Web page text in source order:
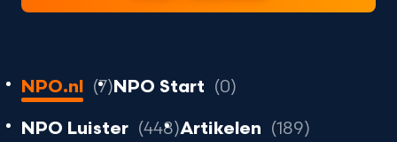
7
resultaten
geladen
NPO.nl 7 resultaten
NPO Start 0
NPO Luister
448 resultaten
Artikelen 189